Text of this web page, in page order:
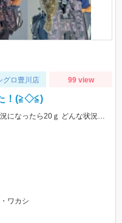
グロ豊川店 99 view
！(≧◇≦)
ジークのミドキンは釣れる！ やりやすい状況になったら20ｇ どんな状況でも100ｍ以上飛ばすなら 40ｇがおすすめ
ワカシ